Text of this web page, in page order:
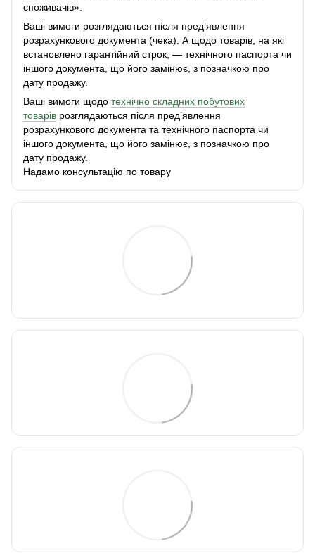
споживачів».
Ваші вимоги розглядаються після пред’явлення
розрахункового документа (чека). А щодо товарів, на які
встановлено гарантійний строк, — технічного паспорта чи
іншого документа, що його замінює, з позначкою про
дату продажу.
Ваші вимоги щодо технічно складних побутових
товарів розглядаються після пред’явлення
розрахункового документа та технічного паспорта чи
іншого документа, що його замінює, з позначкою про
дату продажу.
Надамо консультацію по товару